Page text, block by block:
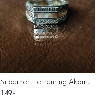
Silberner Herrenring Akamu
149